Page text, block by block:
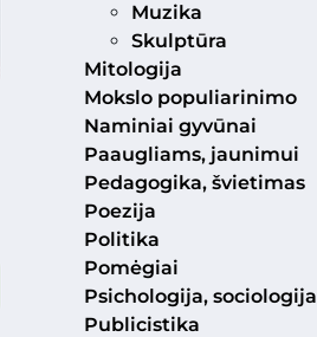
Muzika
Skulptūra
Mitologija
Mokslo populiarinimo
Naminiai gyvūnai
Paaugliams, jaunimui
Pedagogika, švietimas
Poezija
Politika
Pomėgiai
Psichologija, sociologija
Publicistika